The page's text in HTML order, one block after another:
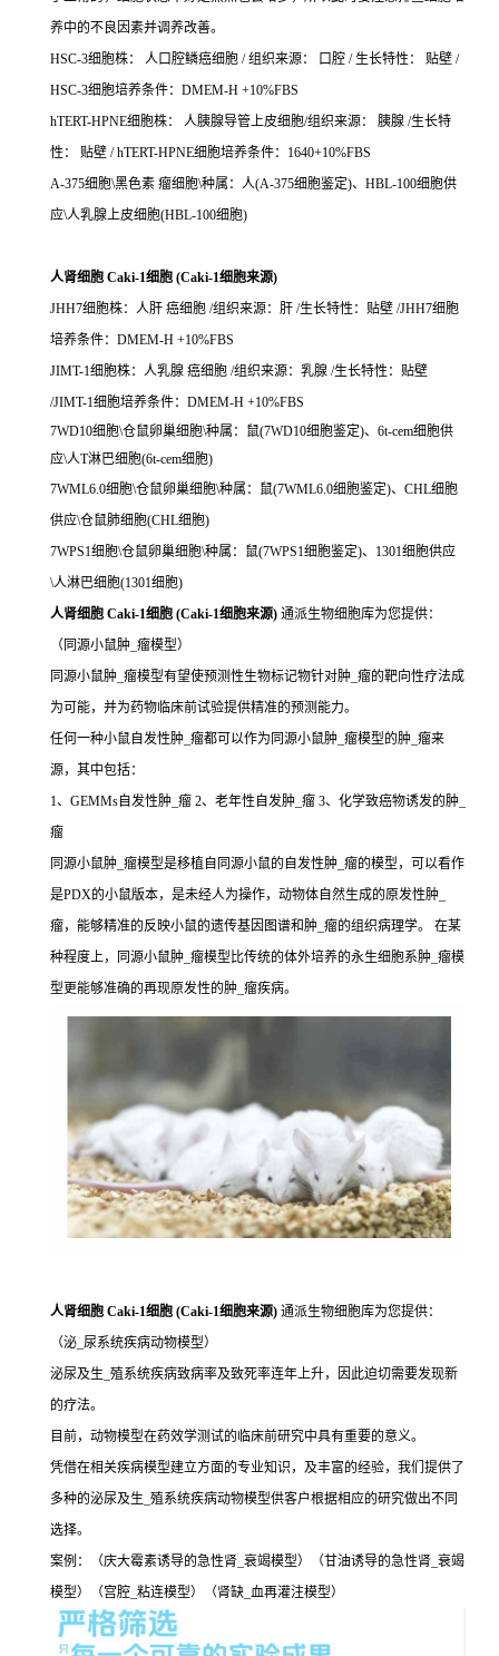
养中的不良因素并调养改善。
HSC-3细胞株： 人口腔鳞癌细胞 / 组织来源： 口腔 / 生长特性： 贴壁 /
HSC-3细胞培养条件：DMEM-H +10%FBS
hTERT-HPNE细胞株： 人胰腺导管上皮细胞/组织来源： 胰腺 /生长特
性： 贴壁 / hTERT-HPNE细胞培养条件：1640+10%FBS
A-375细胞\黑色素 瘤细胞\种属：人(A-375细胞鉴定)、HBL-100细胞供
应\人乳腺上皮细胞(HBL-100细胞)
人肾细胞 Caki-1细胞 (Caki-1细胞来源)
JHH7细胞株：人肝 癌细胞 /组织来源：肝 /生长特性：贴壁 /JHH7细胞
培养条件：DMEM-H +10%FBS
JIMT-1细胞株：人乳腺 癌细胞 /组织来源：乳腺 /生长特性：贴壁
/JIMT-1细胞培养条件：DMEM-H +10%FBS
7WD10细胞\仓鼠卵巢细胞\种属：鼠(7WD10细胞鉴定)、6t-cem细胞供
应\人T淋巴细胞(6t-cem细胞)
7WML6.0细胞\仓鼠卵巢细胞\种属：鼠(7WML6.0细胞鉴定)、CHL细胞
供应\仓鼠肺细胞(CHL细胞)
7WPS1细胞\仓鼠卵巢细胞\种属：鼠(7WPS1细胞鉴定)、1301细胞供应
\人淋巴细胞(1301细胞)
人肾细胞 Caki-1细胞 (Caki-1细胞来源) 通派生物细胞库为您提供：
（同源小鼠肿_瘤模型）
同源小鼠肿_瘤模型有望使预测性生物标记物针对肿_瘤的靶向性疗法成
为可能，并为药物临床前试验提供精准的预测能力。
任何一种小鼠自发性肿_瘤都可以作为同源小鼠肿_瘤模型的肿_瘤来
源，其中包括：
1、GEMMs自发性肿_瘤 2、老年性自发肿_瘤 3、化学致癌物诱发的肿_
瘤
同源小鼠肿_瘤模型是移植自同源小鼠的自发性肿_瘤的模型，可以看作
是PDX的小鼠版本，是未经人为操作，动物体自然生成的原发性肿_
瘤，能够精准的反映小鼠的遗传基因图谱和肿_瘤的组织病理学。 在某
种程度上，同源小鼠肿_瘤模型比传统的体外培养的永生细胞系肿_瘤模
型更能够准确的再现原发性的肿_瘤疾病。
人肾细胞 Caki-1细胞 (Caki-1细胞来源) 通派生物细胞库为您提供：
（泌_尿系统疾病动物模型）
泌尿及生_殖系统疾病致病率及致死率连年上升，因此迫切需要发现新
的疗法。
目前，动物模型在药效学测试的临床前研究中具有重要的意义。
凭借在相关疾病模型建立方面的专业知识，及丰富的经验，我们提供了
多种的泌尿及生_殖系统疾病动物模型供客户根据相应的研究做出不同
选择。
案例：（庆大霉素诱导的急性肾_衰竭模型）（甘油诱导的急性肾_衰竭
模型）（宫腔_粘连模型）（肾缺_血再灌注模型）